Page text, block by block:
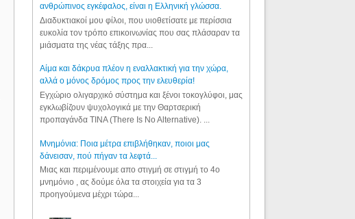
ανθρώπινος εγκέφαλος, είναι η Ελληνική γλώσσα.
Διαδυκτιακοί μου φίλοι, που υιοθετίσατε με περίσσια
ευκολία τον τρόπο επικοινωνίας που σας πλάσαραν τα
μιάσματα της νέας τάξης πρα...
Αίμα και δάκρυα πλέον η εναλλακτική για την χώρα,
αλλά ο μόνος δρόμος προς την ελευθερία!
Εγχώριο ολιγαρχικό σύστημα και ξένοι τοκογλύφοι, μας
εγκλωβίζουν ψυχολογικά με την Θαρτσερική
προπαγάνδα TINA (There Is No Alternative). ...
Μνημόνια: Ποια μέτρα επιβλήθηκαν, ποιοι μας
δάνεισαν, πού πήγαν τα λεφτά...
Μιας και περιμένουμε απο στιγμή σε στιγμή το 4ο
μνημόνιο , ας δούμε όλα τα στοιχεία για τα 3
προηγούμενα μέχρι τώρα...